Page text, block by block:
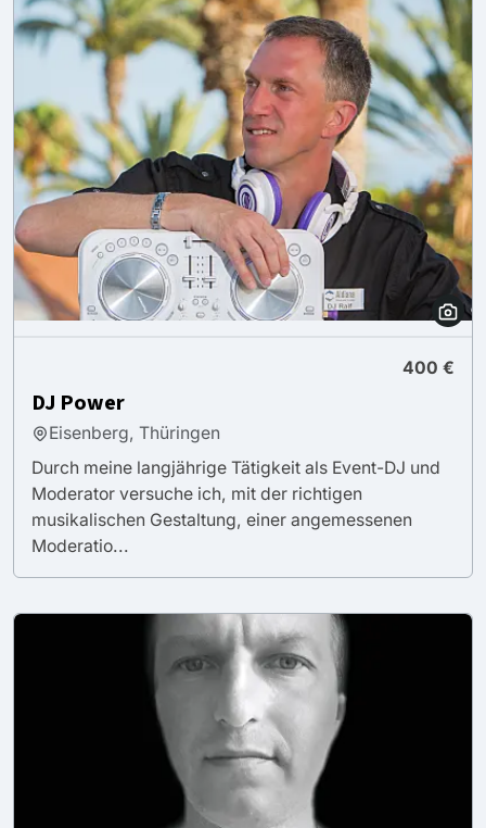
400 €
DJ Power
Eisenberg, Thüringen
Durch meine langjährige Tätigkeit als Event-DJ und
Moderator versuche ich, mit der richtigen
musikalischen Gestaltung, einer angemessenen
Moderatio...